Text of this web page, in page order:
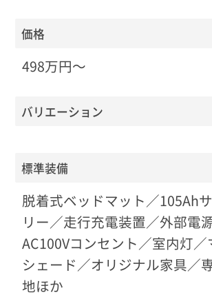
価格
498万円〜
バリエーション
標準装備
脱着式ベッドマット／105Ah
リー／走行充電装置／外部電
AC100Vコンセント／室内灯／
シェード／オリジナル家具／
地ほか